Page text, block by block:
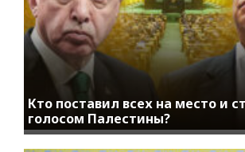
Кто поставил всех на место и
голосом Палестины?